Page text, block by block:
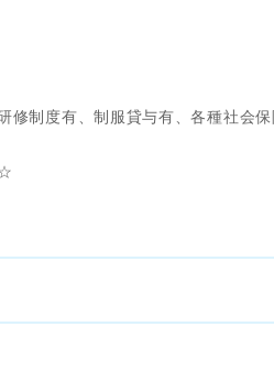
制度有、制服貸与有、各種社会